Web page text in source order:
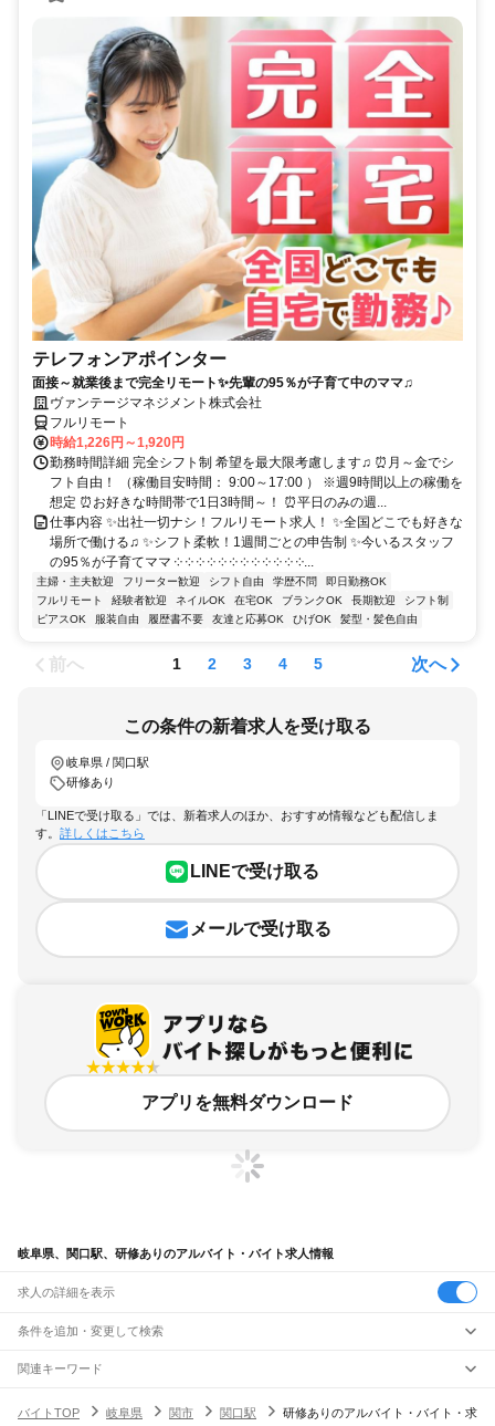
テレフォンアポインター
面接～就業後まで完全リモート✨先輩の95％が子育て中のママ♫
ヴァンテージマネジメント株式会社
フルリモート
時給1,226円～1,920円
勤務時間詳細 完全シフト制 希望を最大限考慮します♫ ⏰月～金でシ
フト自由！ （稼働目安時間： 9:00～17:00 ） ※週9時間以上の稼働を
想定 ⏰お好きな時間帯で1日3時間～！ ⏰平日のみの週...
仕事内容 ✨出社一切ナシ！フルリモート求人！ ✨全国どこでも好きな
場所で働ける♫ ✨シフト柔軟！1週間ごとの申告制 ✨今いるスタッフ
の95％が子育てママ ༶ ༶ ༶ ༶ ༶ ༶ ༶ ༶ ༶ ༶ ༶ ༶...
主婦・主夫歓迎 フリーター歓迎 シフト自由 学歴不問
即日勤務OK
フルリモート
経験者歓迎 ネイルOK 在宅OK ブランクOK 長期歓迎
シフト制
ピアスOK
服装自由 履歴書不要 友達と応募OK ひげOK 髪型・髪色自由
前へ 1 2 3 4 5 次へ
この条件の新着求人を受け取る
岐阜県 / 関口駅
研修あり
「LINEで受け取る」では、新着求人のほか、おすすめ情報なども配信しま
す。 詳しくはこちら
LINEで受け取る
メールで受け取る
アプリを無料ダウンロード
岐阜県、関口駅、研修ありのアルバイト・バイト求人情報
求人の詳細を表示
条件を追加・変更して検索
市区町村を追加・変更
岐阜県すべて
駅を追加・変更
関連キーワード
バイトTOP
岐阜県 関市 関口駅 研修ありのアルバイト・バイト・求